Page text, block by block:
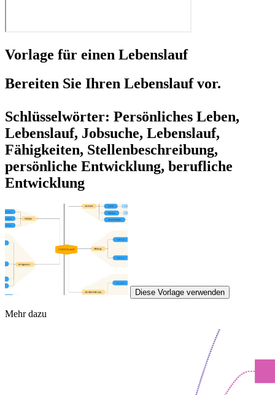
Vorlage für einen Lebenslauf
Bereiten Sie Ihren Lebenslauf vor.
Schlüsselwörter: Persönliches Leben,
Lebenslauf, Jobsuche, Lebenslauf,
Fähigkeiten, Stellenbeschreibung,
persönliche Entwicklung, berufliche
Entwicklung
Diese Vorlage verwenden
Mehr dazu